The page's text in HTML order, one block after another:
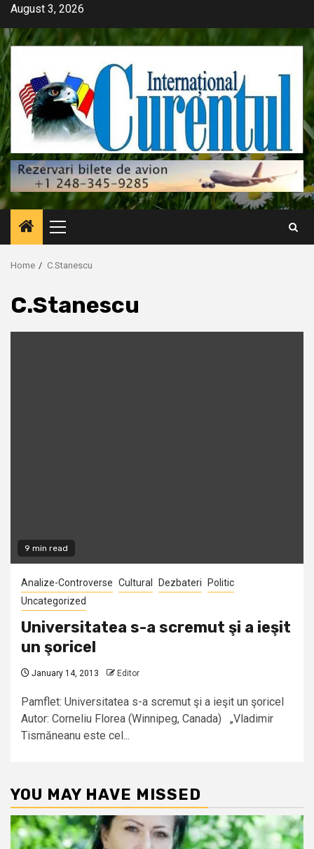
Skip
content
August 3, 2026
Primary
Menu
Home C.Stanescu
C.Stanescu
9 min read
Analize-Controverse Cultural Dezbateri
Politic
Uncategorized
Universitatea s-a scremut şi a ieşit
un şoricel
January 14, 2013 Editor
Pamflet: Universitatea s-a scremut şi a ieşit un şoricel
Autor: Corneliu Florea (Winnipeg, Canada) „Vladimir
Tismăneanu este cel...
YOU MAY HAVE MISSED